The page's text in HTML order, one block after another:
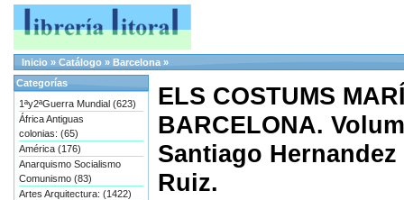
Inicio » Catálogo » Barcelona »
ELS COSTUMS
BARCELONA.
Santiago
Ruiz.
Categorías
1ªy2ªGuerra Mundial (623)
África Antiguas
colonias: (65)
América (176)
Anarquismo Socialismo
Comunismo (83)
Artes Arquitectura: (1422)